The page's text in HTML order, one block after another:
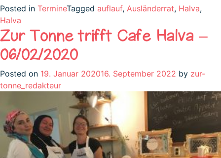
Posted in TermineTagged auflauf, Ausländerrat, Halva,
Halva
Zur Tonne trifft Cafe Halva –
06/02/2020
Posted on 19. Januar 202016. September 2022 by zur-
tonne_redakteur